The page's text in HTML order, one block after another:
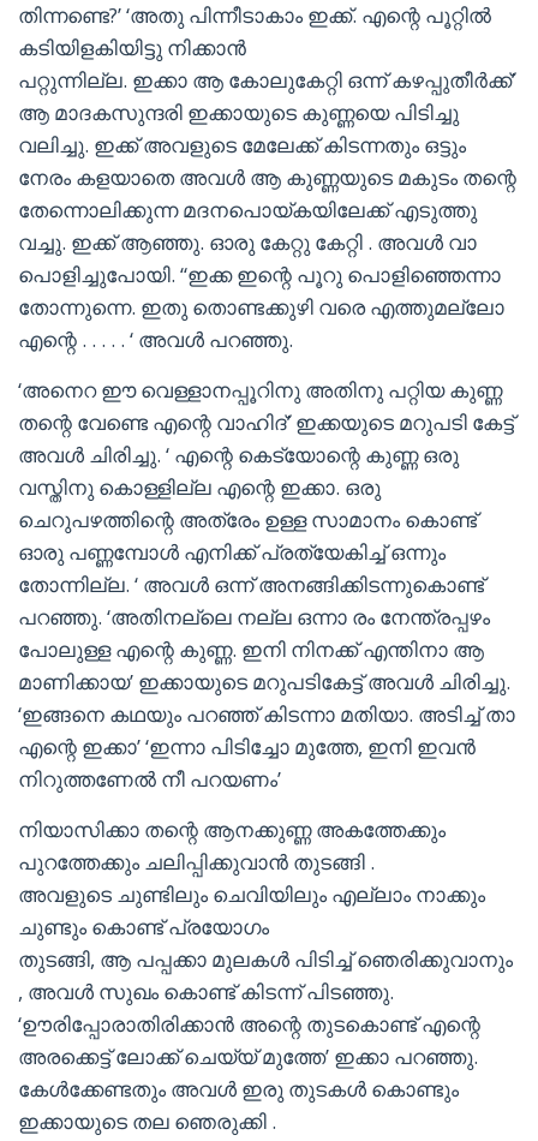
തിന്നണ്ടെ?’ ‘അതു പിന്നീടാകാം ഇക്ക്. എന്റെ പൂറ്റിൽ
കടിയിളകിയിട്ടു നിക്കാൻ
പറ്റുന്നില്ല. ഇക്കാ ആ കോലുകേറ്റി ഒന്ന് കഴപ്പുതീർക്ക്’
ആ മാദകസുന്ദരി ഇക്കായുടെ കുണ്ണയെ പിടിച്ചു
വലിച്ചു. ഇക്ക് അവളുടെ മേലേക്ക് കിടന്നതും ഒട്ടും
നേരം കളയാതെ അവൾ ആ കുണ്ണയുടെ മകുടം തന്റെ
തേന്നൊലിക്കുന്ന മദനപൊയ്കയിലേക്ക് എടുത്തു
വച്ചു. ഇക്ക് ആഞ്ഞു. ഓരു കേറ്റു കേറ്റി . അവൾ വാ
പൊളിച്ചുപോയി. “ഇക്ക ഇന്റെ പൂറു പൊളിഞ്ഞെന്നാ
തോന്നുന്നെ. ഇതു തൊണ്ടക്കുഴി വരെ എത്തുമല്ലോ
എന്റെ . . . . . ‘ അവൾ പറഞ്ഞു.
‘അനെറ ഈ വെള്ളാനപ്പൂറിനു അതിനു പറ്റിയ കുണ്ണ
തന്റെ വേണ്ടെ എന്റെ വാഹിദ്’ ഇക്കയുടെ മറുപടി കേട്ട്
അവൾ ചിരിച്ചു. ‘ എന്റെ കെട്യോന്റെ കുണ്ണ ഒരു
വസ്തിനു കൊള്ളില്ല എന്റെ ഇക്കാ. ഒരു
ചെറുപഴത്തിന്റെ അത്രേം ഉള്ള സാമാനം കൊണ്ട്
ഓരു പണ്ണമ്പോൾ എനിക്ക് പ്രത്യേകിച്ച് ഒന്നും
തോന്നില്ല. ‘ അവൾ ഒന്ന് അനങ്ങിക്കിടന്നുകൊണ്ട്
പറഞ്ഞു. ‘അതിനല്ലെ നല്ല ഒന്നാ രം നേന്ത്രപ്പഴം
പോലുള്ള എന്റെ കുണ്ണ. ഇനി നിനക്ക് എന്തിനാ ആ
മാണിക്കായ’ ഇക്കായുടെ മറുപടികേട്ട് അവൾ ചിരിച്ചു.
‘ഇങ്ങനെ കഥയും പറഞ്ഞ് കിടന്നാ മതിയാ. അടിച്ച് താ
എന്റെ ഇക്കാ’ ‘ഇന്നാ പിടിച്ചോ മുത്തേ, ഇനി ഇവൻ
നിറുത്തണേൽ നീ പറയണം’
നിയാസിക്കാ തന്റെ ആനക്കുണ്ണ അകത്തേക്കും
പുറത്തേക്കും ചലിപ്പിക്കുവാൻ തുടങ്ങി .
അവളുടെ ചുണ്ടിലും ചെവിയിലും എല്ലാം നാക്കും
ചുണ്ടും കൊണ്ട് പ്രയോഗം
തുടങ്ങി, ആ പപ്പക്കാ മുലകൾ പിടിച്ച് ഞെരിക്കുവാനും
, അവൾ സുഖം കൊണ്ട് കിടന്ന് പിടഞ്ഞു.
‘ഊരിപ്പോരാതിരിക്കാൻ അന്റെ തുടകൊണ്ട് എന്റെ
അരക്കെട്ട് ലോക്ക് ചെയ്യ് മുത്തേ’ ഇക്കാ പറഞ്ഞു.
കേൾക്കേണ്ടതും അവൾ ഇരു തുടകൾ കൊണ്ടും
ഇക്കായുടെ തല ഞെരുക്കി .